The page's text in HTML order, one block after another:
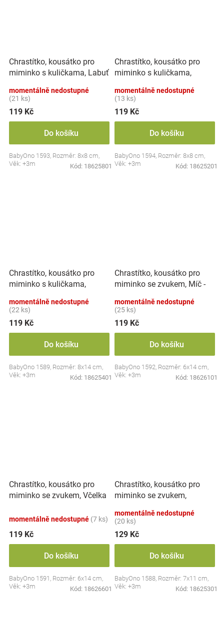
Chrastítko, kousátko pro
miminko s kuličkama, Labuť
momentálně nedostupné
(21 ks)
119 Kč
Do košíku
BabyOno 1593, Rozměr: 8x8 cm,
Věk: +3m
Kód: 18625801
Chrastítko, kousátko pro
miminko s kuličkama,
momentálně nedostupné
(13 ks)
119 Kč
Do košíku
BabyOno 1594, Rozměr: 8x8 cm,
Věk: +3m
Kód: 18625201
Chrastítko, kousátko pro
miminko s kuličkama,
momentálně nedostupné
(22 ks)
119 Kč
Do košíku
BabyOno 1589, Rozměr: 8x14 cm,
Věk: +3m
Kód: 18625401
Chrastítko, kousátko pro
miminko se zvukem, Míč -
momentálně nedostupné
(25 ks)
119 Kč
Do košíku
BabyOno 1592, Rozměr: 6x14 cm,
Věk: +3m
Kód: 18626101
Chrastítko, kousátko pro
miminko se zvukem, Včelka
momentálně nedostupné (7 ks)
119 Kč
Do košíku
BabyOno 1591, Rozměr: 6x14 cm,
Věk: +3m
Kód: 18626601
Chrastítko, kousátko pro
miminko se zvukem,
momentálně nedostupné
(20 ks)
129 Kč
Do košíku
BabyOno 1588, Rozměr: 7x11 cm,
Věk: +3m
Kód: 18625301